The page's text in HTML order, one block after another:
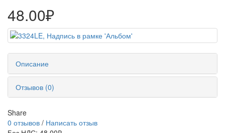
48.00₽
Описание
Отзывов (0)
Share
0 отзывов / Написать отзыв